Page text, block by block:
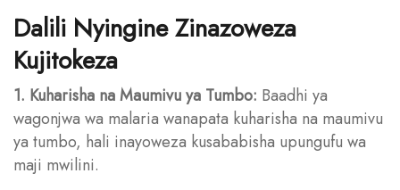
Dalili Nyingine Zinazoweza
Kujitokeza
1. Kuharisha na Maumivu ya Tumbo: Baadhi ya
wagonjwa wa malaria wanapata kuharisha na maumivu
ya tumbo, hali inayoweza kusababisha upungufu wa
maji mwilini.